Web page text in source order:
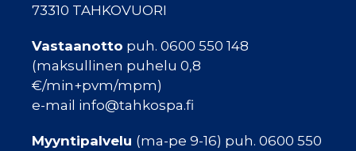
73310 TAHKOVUORI
Vastaanotto puh. 0600 550 148
(maksullinen puhelu 0,8
€/min+pvm/mpm)
e-mail info@tahkospa.fi
Myyntipalvelu (ma-pe 9-16) puh. 0600 550